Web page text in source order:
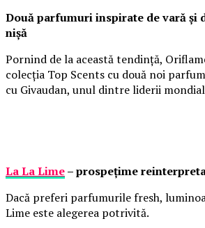
Două parfumuri inspirate de vară și
nișă
Pornind de la această tendință,
colecția Top Scents cu două noi
cu Givaudan, unul dintre liderii
La La Lime– prospețime
Dacă preferi parfumurile fresh,
Lime este alegerea potrivită.